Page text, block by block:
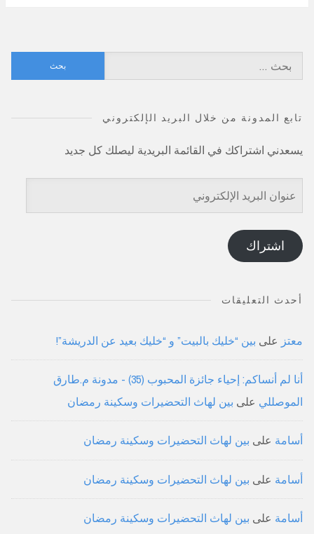
عن:
تابع المدونة من خلال البريد الإلكتروني
يسعدني اشتراكك في القائمة البريدية ليصلك كل جديد
عنوان
البريد
الإلكتروني
اشتراك
أحدث التعليقات
معتز على بين “خليك بالبيت” و “خليك بعيد عن الدريشة”!
أنا لم أنساكم: إحياء جائزة المحبوب (35) - مدونة م.طارق
الموصللي على بين لهاث التحضيرات وسكينة رمضان
أسامة على بين لهاث التحضيرات وسكينة رمضان
أسامة على بين لهاث التحضيرات وسكينة رمضان
أسامة على بين لهاث التحضيرات وسكينة رمضان